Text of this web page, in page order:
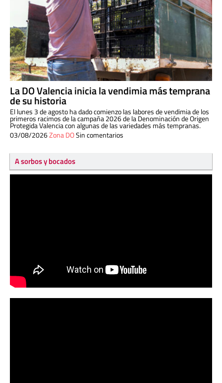
La DO Valencia inicia la vendimia más temprana
de su historia
El lunes 3 de agosto ha dado comienzo las labores de vendimia de los
primeros racimos de la campaña 2026 de la Denominación de Origen
Protegida Valencia con algunas de las variedades más tempranas.
03/08/2026Zona DOSin comentarios
A sorbos y bocados